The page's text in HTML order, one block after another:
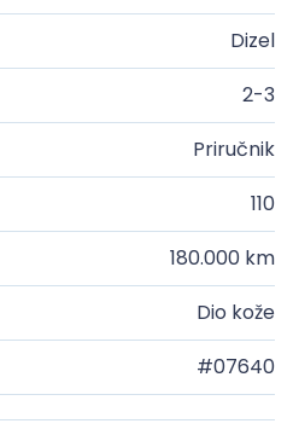
Dizel
2-3
Priručnik
110
180.000 km
Dio kože
#07640